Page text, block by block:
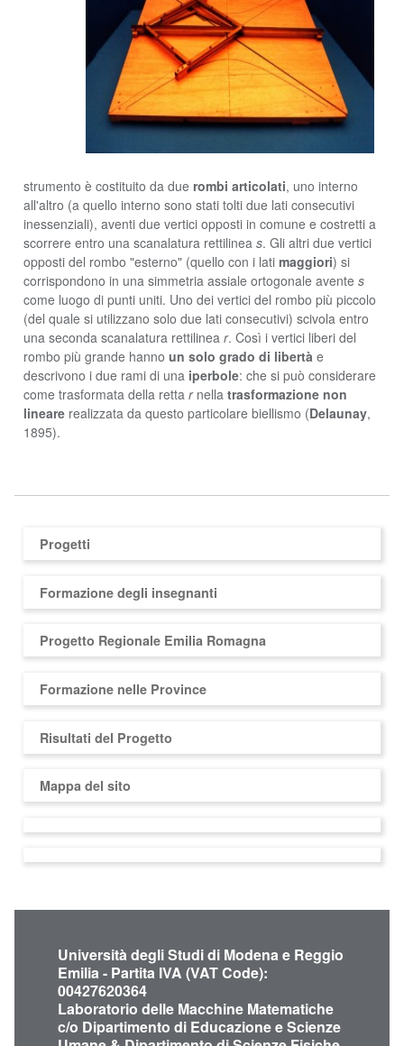
strumento è costituito da due rombi articolati, uno interno
all'altro (a quello interno sono stati tolti due lati consecutivi
inessenziali), aventi due vertici opposti in comune e costretti a
scorrere entro una scanalatura rettilinea s. Gli altri due vertici
opposti del rombo "esterno" (quello con i lati maggiori) si
corrispondono in una simmetria assiale ortogonale avente s
come luogo di punti uniti. Uno dei vertici del rombo più piccolo
(del quale si utilizzano solo due lati consecutivi) scivola entro
una seconda scanalatura rettilinea r. Così i vertici liberi del
rombo più grande hanno un solo grado di libertà e
descrivono i due rami di una iperbole: che si può considerare
come trasformata della retta rnella trasformazione non
lineare realizzata da questo particolare biellismo (Delaunay,
1895).
Progetti
Formazione degli insegnanti
Progetto Regionale Emilia Romagna
Formazione nelle Province
Risultati del Progetto
Mappa del sito
Università degli Studi di Modena e Reggio
Emilia - Partita IVA (VAT Code):
00427620364
Laboratorio delle Macchine Matematiche
c/o Dipartimento di Educazione e Scienze